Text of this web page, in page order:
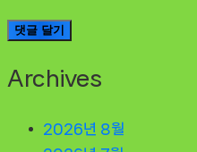
Archives
2026년 8월